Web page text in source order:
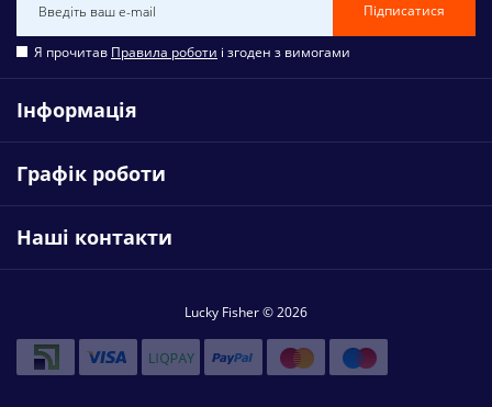
Підписатися
Я прочитав Правила роботи і згоден з вимогами
Інформація
Графік роботи
Наші контакти
Lucky Fisher © 2026